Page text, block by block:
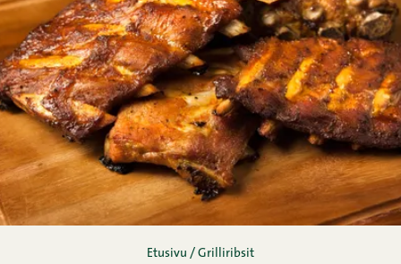
Etusivu / Grilliribsit